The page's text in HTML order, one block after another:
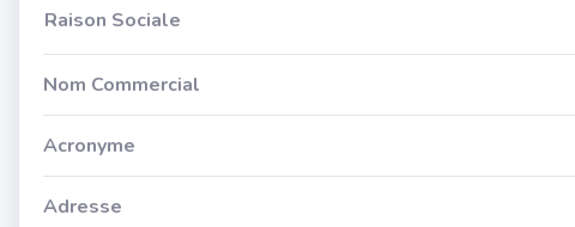
Raison Sociale
Nom Commercial
Acronyme
Adresse